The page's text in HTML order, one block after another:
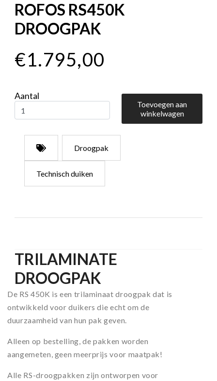
ROFOS RS450K
DROOGPAK
€1.795,00
Aantal
Toevoegen aan
winkelwagen
Droogpak
Technisch duiken
TRILAMINATE
DROOGPAK
De RS 450K is een trilaminaat droogpak dat is
ontwikkeld voor duikers die echt om de
duurzaamheid van hun pak geven.
Alleen op bestelling, de pakken worden
aangemeten, geen meerprijs voor maatpak!
Alle RS-droogpakken zijn ontworpen voor